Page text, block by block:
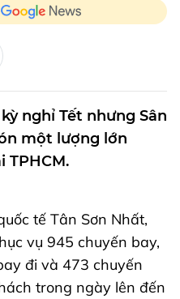
nghỉ Tết nhưng Sân
một lượng lớn
TPHCM.
tế Tân Sơn Nhất,
vụ 945 chuyến bay,
đi và 473 chuyến
trong ngày lên đến